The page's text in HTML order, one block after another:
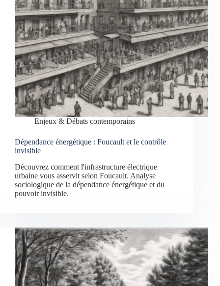
Enjeux & Débats contemporains
Dépendance énergétique : Foucault et le contrôle
invisible
Découvrez comment l'infrastructure électrique
urbaine vous asservit selon Foucault. Analyse
sociologique de la dépendance énergétique et du
pouvoir invisible.